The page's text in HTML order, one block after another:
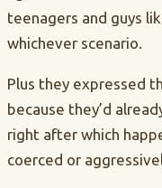
teenagers and guys
whichever scenario.
Plus they expressed
because they’d
right after which
coerced or